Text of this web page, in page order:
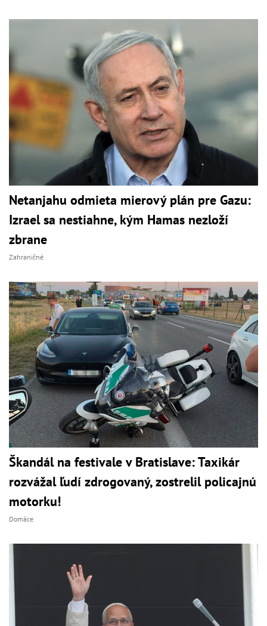
Netanjahu odmieta mierový plán pre Gazu:
Izrael sa nestiahne, kým Hamas nezloží
zbrane
Zahraničné
Škandál na festivale v Bratislave: Taxikár
rozvážal ľudí zdrogovaný, zostrelil policajnú
motorku!
Domáce